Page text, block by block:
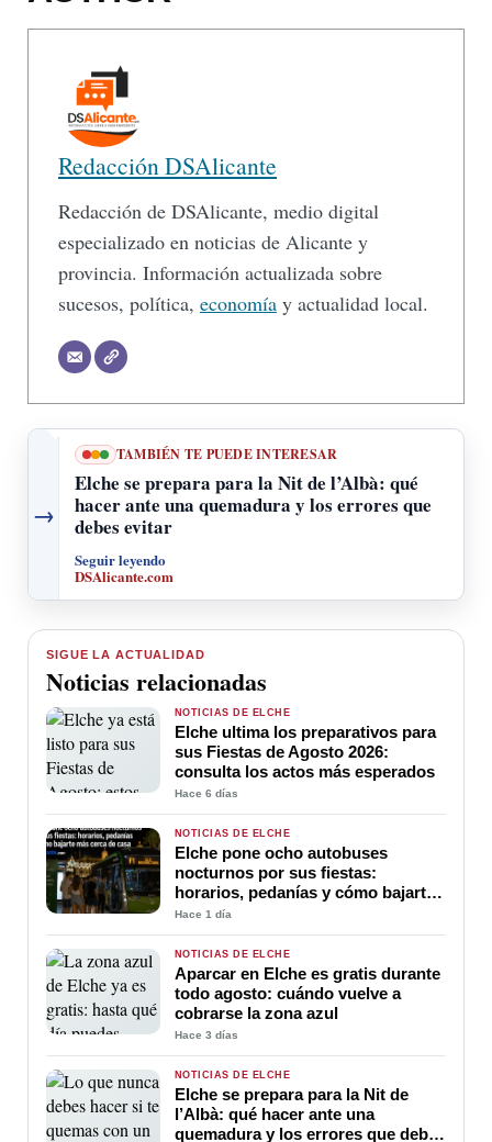
Redacción DSAlicante
Redacción de DSAlicante, medio digital
especializado en noticias de Alicante y
provincia. Información actualizada sobre
sucesos, política, economía y actualidad local.
→
TAMBIÉN TE PUEDE INTERESAR
Elche se prepara para la Nit de l’Albà: qué
hacer ante una quemadura y los errores que
debes evitar
Seguir leyendo
DSAlicante.com
SIGUE LA ACTUALIDAD
Noticias relacionadas
NOTICIAS DE ELCHE
Elche ultima los preparativos para
sus Fiestas de Agosto 2026:
consulta los actos más esperados
Hace 6 días
NOTICIAS DE ELCHE
Elche pone ocho autobuses
nocturnos por sus fiestas:
horarios, pedanías y cómo bajarte
más cerca de casa
Hace 1 día
NOTICIAS DE ELCHE
Aparcar en Elche es gratis durante
todo agosto: cuándo vuelve a
cobrarse la zona azul
Hace 3 días
NOTICIAS DE ELCHE
Elche se prepara para la Nit de
l’Albà: qué hacer ante una
quemadura y los errores que debes